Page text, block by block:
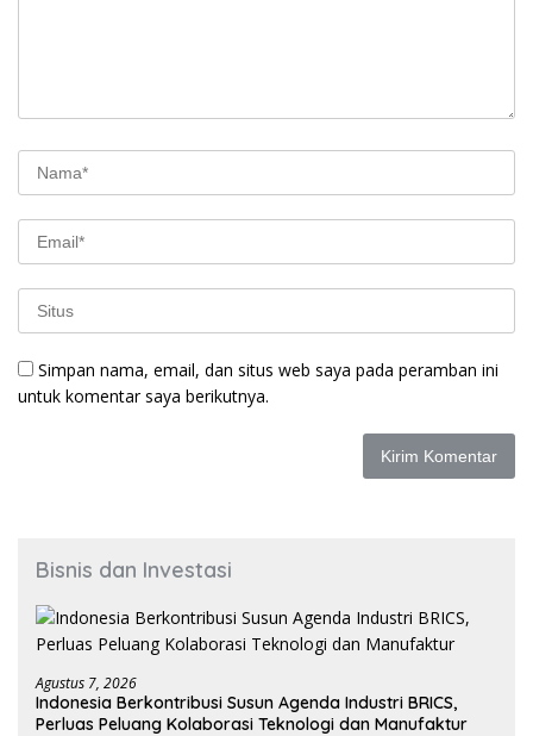
Simpan nama, email, dan situs web saya pada peramban ini
untuk komentar saya berikutnya.
Bisnis dan Investasi
Agustus 7, 2026
Indonesia Berkontribusi Susun Agenda Industri BRICS,
Perluas Peluang Kolaborasi Teknologi dan Manufaktur